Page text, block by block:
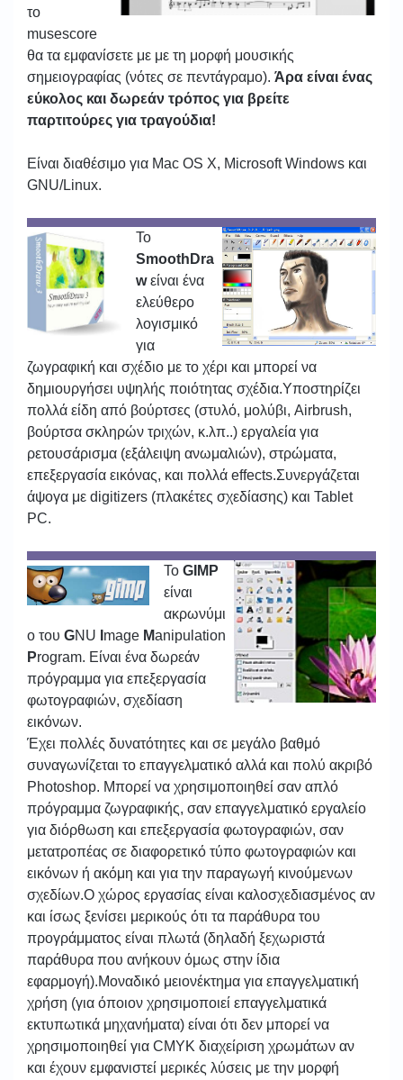
το
musescore
θα τα εμφανίσετε με με τη μορφή μουσικής
σημειογραφίας (νότες σε πεντάγραμο). Άρα είναι ένας
εύκολος και δωρεάν τρόπος για βρείτε
παρτιτούρες για τραγούδια!
Είναι διαθέσιμο για Mac OS X, Microsoft Windows και
GNU/Linux.
Το
SmoothDra
wείναι ένα
ελεύθερο
λογισμικό
για
ζωγραφική και σχέδιο με το χέρι και μπορεί να
δημιουργήσει υψηλής ποιότητας σχέδια.Υποστηρίζει
πολλά είδη από βούρτσες (στυλό, μολύβι, Airbrush,
βούρτσα σκληρών τριχών, κ.λπ..) εργαλεία για
ρετουσάρισμα (εξάλειψη ανωμαλιών), στρώματα,
επεξεργασία εικόνας, και πολλά effects.Συνεργάζεται
άψογα με digitizers (πλακέτες σχεδίασης) και Tablet
PC.
To GIMP
είναι
ακρωνύμι
ο του GNU mage Manipulation
Program. Είναι ένα δωρεάν
πρόγραμμα για επεξεργασία
φωτογραφιών, σχεδίαση
εικόνων.
Έχει πολλές δυνατότητες και σε μεγάλο βαθμό
συναγωνίζεται το επαγγελματικό αλλά και πολύ ακριβό
Photoshop. Μπορεί να χρησιμοποιηθεί σαν απλό
πρόγραμμα ζωγραφικής, σαν επαγγελματικό εργαλείο
για διόρθωση και επεξεργασία φωτογραφιών, σαν
μετατροπέας σε διαφορετικό τύπο φωτογραφιών και
εικόνων ή ακόμη και για την παραγωγή κινούμενων
σχεδίων.Ο χώρος εργασίας είναι καλοσχεδιασμένος αν
και ίσως ξενίσει μερικούς ότι τα παράθυρα του
προγράμματος είναι πλωτά (δηλαδή ξεχωριστά
παράθυρα που ανήκουν όμως στην ίδια
εφαρμογή).Μοναδικό μειονέκτημα για επαγγελματική
χρήση (για όποιον χρησιμοποιεί επαγγελματικά
εκτυπωτικά μηχανήματα) είναι ότι δεν μπορεί να
χρησιμοποιηθεί για CMYK διαχείριση χρωμάτων αν
και έχουν εμφανιστεί μερικές λύσεις με την μορφή